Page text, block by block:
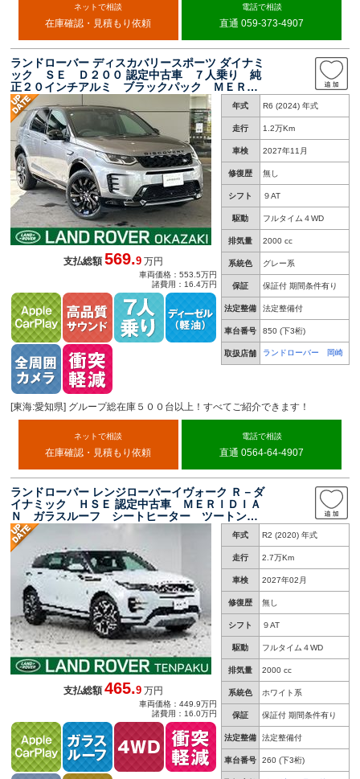
ネットで相談
在庫確認・見積もり依頼
電話で相談
直通 059-373-4907
ランドローバー ディスカバリースポーツ ダイナミ
ック ＳＥ Ｄ２００ 認定中古車 ７人乗り 純
正２０インチアルミ ブラックパック ＭＥＲＩ
ＤＩＡＮ デジタルインナーミラー メモリ付き
パワーシート ３Ｄサラウンドカメラ パワーテ
ールゲート アダプティブクルーズコントロール
年式 R6 (2024) 年式
走行 1.2万Km
車検 2027年11月
修復歴 無し
シフト ９AT
駆動 フルタイム４WD
排気量 2000 cc
系統色 グレー系
保証 保証付 期間条件有り
法定整備 法定整備付
車台番号 850 (下3桁)
取扱店舗 ランドローバー 岡崎
支払総額569.9 万円
車両価格：553.5万円
諸費用：16.4万円
[東海:愛知県] グループ総在庫５００台以上！すべてご紹介できます！
ネットで相談
在庫確認・見積もり依頼
電話で相談
直通 0564-64-4907
ランドローバー レンジローバーイヴォーク Ｒ－ダ
イナミック ＨＳＥ 認定中古車 ＭＥＲＩＤＩＡ
Ｎ ガラスルーフ シートヒーター ツートンレ
ザー ２０インチＡＷ
年式 R2 (2020) 年式
走行 2.7万Km
車検 2027年02月
修復歴 無し
シフト ９AT
駆動 フルタイム４WD
排気量 2000 cc
系統色 ホワイト系
保証 保証付 期間条件有り
法定整備 法定整備付
車台番号 260 (下3桁)
支払総額465.9 万円
車両価格：449.9万円
諸費用：16.0万円